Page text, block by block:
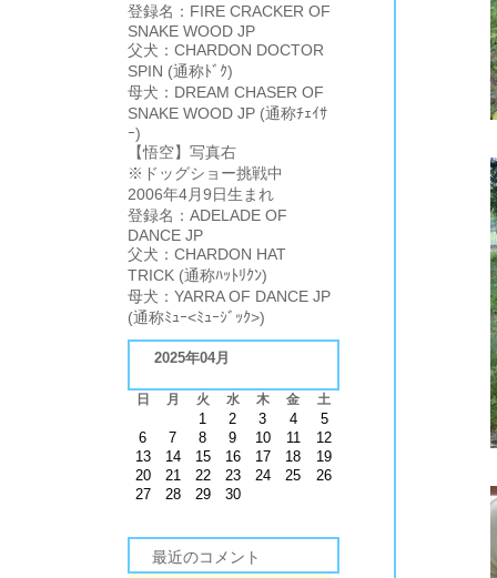
登録名：FIRE CRACKER OF
SNAKE WOOD JP
父犬：CHARDON DOCTOR
SPIN (通称ﾄﾞｸ)
母犬：DREAM CHASER OF
SNAKE WOOD JP (通称ﾁｪｲｻ
ｰ)
【悟空】写真右
※ドッグショー挑戦中
2006年4月9日生まれ
登録名：ADELADE OF
DANCE JP
父犬：CHARDON HAT
TRICK (通称ﾊｯﾄﾘｸﾝ)
母犬：YARRA OF DANCE JP
(通称ﾐｭｰ<ﾐｭｰｼﾞｯｸ>)
2025年04月
日 月 火 水 木 金 土
1 2 3 4
5
6
7 8 9 10 11
12
13
14 15 16 17 18
19
20
21 22 23 24 25
26
27
28 29 30
最近のコメント